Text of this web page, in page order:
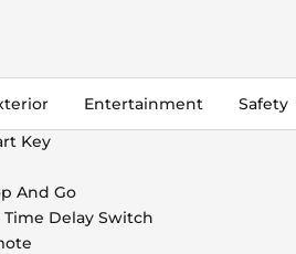
Entertainment
Safety
Key
And Go
Delay Switch